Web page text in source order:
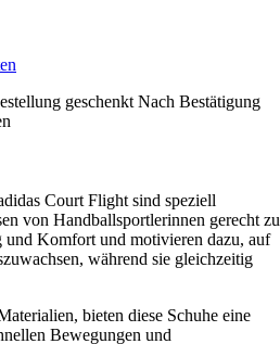
geschenkt Nach Bestätigung
Court Flight sind speziell
von Handballsportlerinnen gerecht zu
und Komfort und motivieren dazu, auf
während sie gleichzeitig
bieten diese Schuhe eine
Bewegungen und